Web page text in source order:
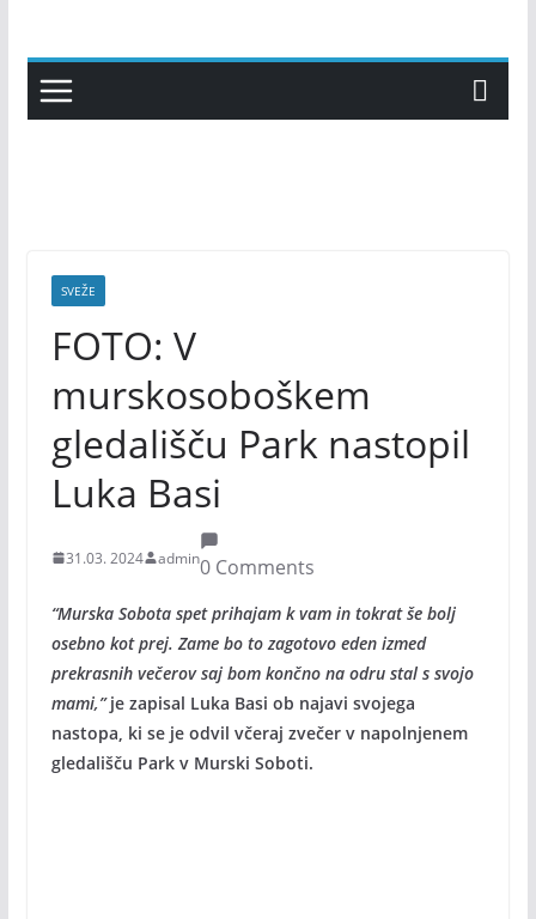
content
SVEŽE
FOTO: V
murskosoboškem
gledališču Park nastopil
Luka Basi
31.03. 2024 admin0 Comments
“Murska Sobota spet prihajam k vam in tokrat še bolj
osebno kot prej. Zame bo to zagotovo eden izmed
prekrasnih večerov saj bom končno na odru stal s svojo
mami,”je zapisal Luka Basi ob najavi svojega
nastopa, ki se je odvil včeraj zvečer v napolnjenem
gledališču Park v Murski Soboti.